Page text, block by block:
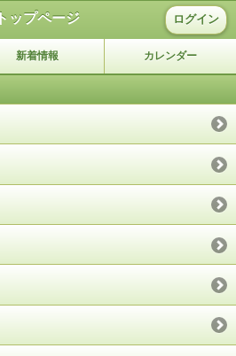
トップページ ログイン
新着情報 カレンダー